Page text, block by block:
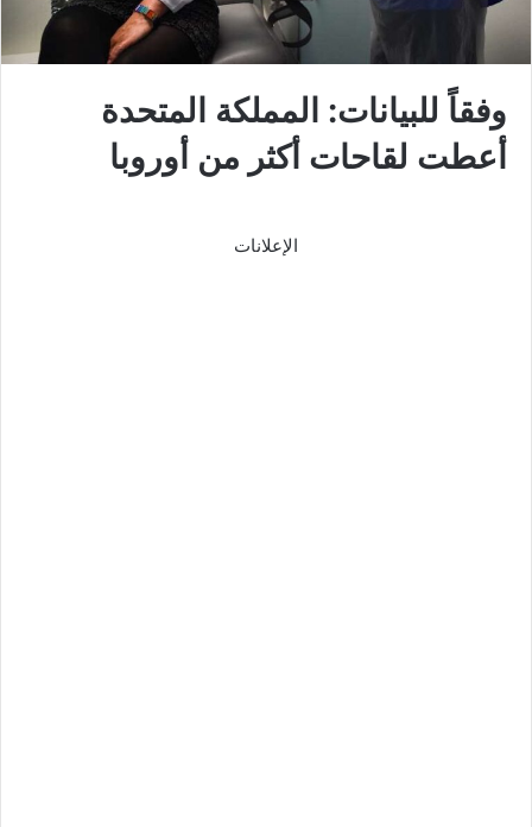
وفقاً للبيانات: المملكة المتحدة
أعطت لقاحات أكثر من أوروبا
الإعلانات